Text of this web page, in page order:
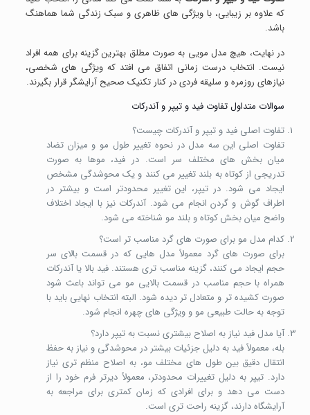
که علاوه بر زیبایی، با ویژگی های ظاهری و سبک زندگی شما هماهنگ
باشد.
در نهایت، هیچ مدل مویی به صورت مطلق بهترین گزینه برای همه افراد
نیست. انتخاب درست زمانی اتفاق می افتد که ویژگی های شخصی،
نیازهای روزمره و سلیقه فردی در کنار تکنیک صحیح آرایشگر قرار بگیرند.
سوالات متداول تفاوت فید و تیپر و آندرکات
تفاوت اصلی فید و تیپر و آندرکات چیست؟
تفاوت اصلی این سه مدل در نحوه تغییر طول مو و میزان تضاد
میان بخش های مختلف سر است. در فید، موها به صورت
تدریجی از کوتاه به بلند تغییر می کنند و یک محوشدگی مشخص
ایجاد می شود. در تیپر، این تغییر محدودتر است و بیشتر در
اطراف گوش و گردن انجام می شود. آندرکات نیز با ایجاد اختلاف
واضح میان بخش کوتاه و بلند مو شناخته می شود.
کدام مدل مو برای صورت های گرد مناسب تر است؟
برای صورت های گرد معمولاً مدل هایی که در قسمت بالای سر
حجم ایجاد می کنند، گزینه مناسب تری هستند. فید بالا یا آندرکات
همراه با حجم مناسب در قسمت بالایی مو می تواند باعث شود
صورت کشیده تر و متعادل تر دیده شود. البته انتخاب نهایی باید با
توجه به حالت طبیعی مو و ویژگی های چهره انجام شود.
آیا مدل فید نیاز به اصلاح بیشتری نسبت به تیپر دارد؟
بله، معمولاً فید به دلیل جزئیات بیشتر در محوشدگی و نیاز به حفظ
انتقال دقیق بین طول های مختلف مو، به اصلاح منظم تری نیاز
دارد. تیپر به دلیل تغییرات محدودتر، معمولاً دیرتر فرم خود را از
دست می دهد و برای افرادی که زمان کمتری برای مراجعه به
آرایشگاه دارند، گزینه راحت تری است.